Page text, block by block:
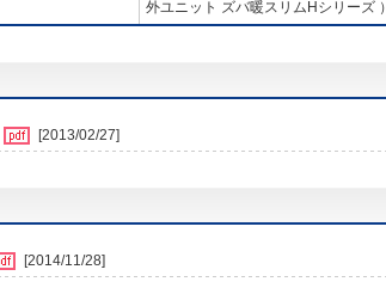
外ユニット ズバ暖スリムHシリーズ ）
[2013/02/27]
[2014/11/28]